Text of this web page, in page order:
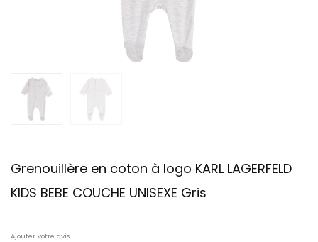
Grenouillère en coton à logo KARL LAGERFELD
KIDS BEBE COUCHE UNISEXE Gris
Ajouter votre avis